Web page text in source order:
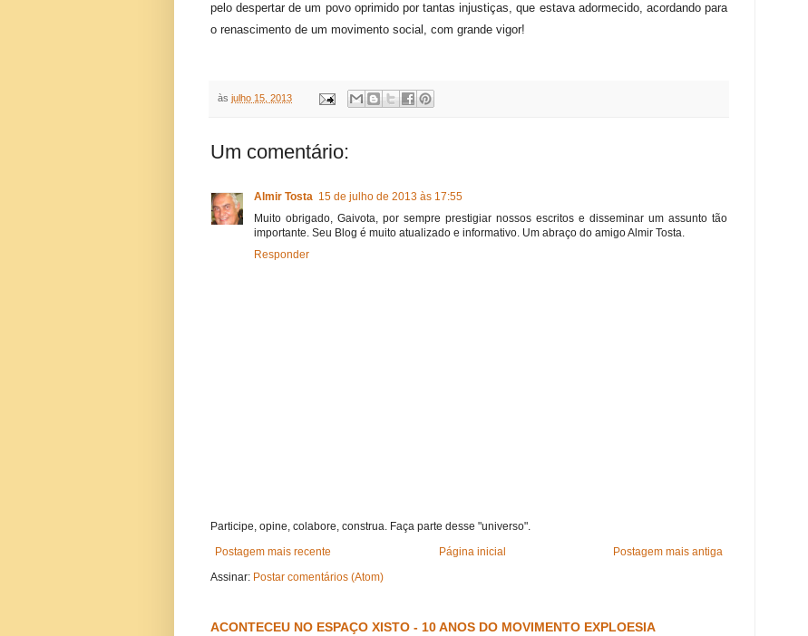
pelo despertar de um povo oprimido por tantas injustiças, que estava adormecido, acordando para
o renascimento de um movimento social, com grande vigor!
às julho 15, 2013
Um comentário:
Almir Tosta 15 de julho de 2013 às 17:55
Muito obrigado, Gaivota, por sempre prestigiar nossos escritos e disseminar um assunto tão
importante. Seu Blog é muito atualizado e informativo. Um abraço do amigo Almir Tosta.
Responder
Participe, opine, colabore, construa. Faça parte desse "universo".
Postagem mais recente
Postagem mais antiga
Página inicial
Assinar: Postar comentários (Atom)
ACONTECEU NO ESPAÇO XISTO - 10 ANOS DO MOVIMENTO EXPLOESIA